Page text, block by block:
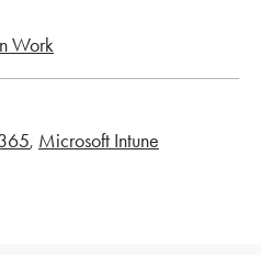
Work
Microsoft Intune